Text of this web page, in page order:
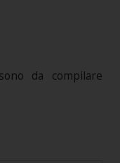
da compilare